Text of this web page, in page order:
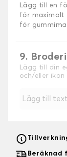
Lägg till en
för maximalt
för
9. Broderi
Lägg till din
och/eller ikon
Lägg till
Beräknad